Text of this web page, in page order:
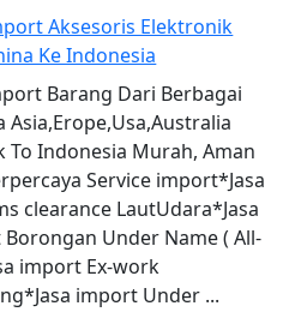
Aksesoris Elektronik
Ke Indonesia
Barang Dari Berbagai
Asia,Erope,Usa,Australia
To Indonesia Murah, Aman
Service import*Jasa
clearance LautUdara*Jasa
Under Name ( All-
import Ex-work
import Under ...